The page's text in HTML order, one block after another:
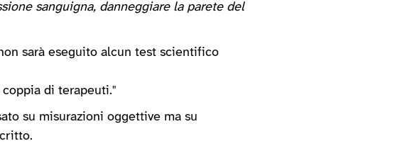
sanguigna, danneggiare la parete del
sarà eseguito alcun test scientifico
di terapeuti."
su misurazioni oggettive ma su